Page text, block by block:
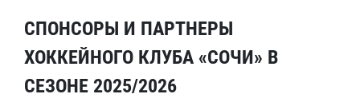
СПОНСОРЫ И ПАРТНЕРЫ
ХОККЕЙНОГО КЛУБА «СОЧИ» В
СЕЗОНЕ 2025/2026